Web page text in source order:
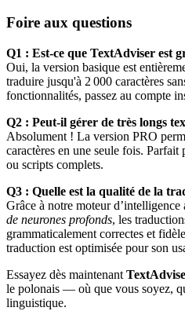
Foire aux questions
Q1 : Est-ce que TextAdviser est
Oui, la version basique est
traduire jusqu'à 2 000 caractères
fonctionnalités, passez au compte
Q2 : Peut-il gérer de très longs
Absolument ! La version PRO
caractères en une seule fois.
ou scripts complets.
Q3 : Quelle est la qualité de la
Grâce à notre moteur
de neurones profonds, les
grammaticalement correctes et
traduction est optimisée pour son
Essayez dès maintenant
le polonais — où que vous soyez,
linguistique.